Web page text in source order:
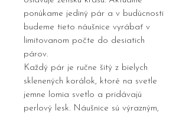
ponúkame jediný pár a v budúcnosti
budeme tieto náušnice vyrábať v
limitovanom počte do desiatich
párov.
Každý pár je ručne šitý z bielych
sklenených korálok, ktoré na svetle
jemne lomia svetlo a pridávajú
perlový lesk. Náušnice sú výrazným,